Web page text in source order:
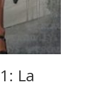
La